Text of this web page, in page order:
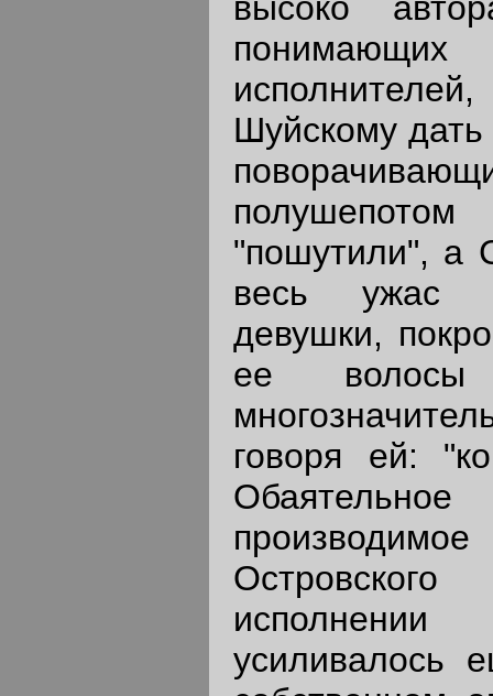
Шуйскому дать
полушепотом
"пошутили", а
весь ужас
девушки,
ее
говоря ей:
усиливалось